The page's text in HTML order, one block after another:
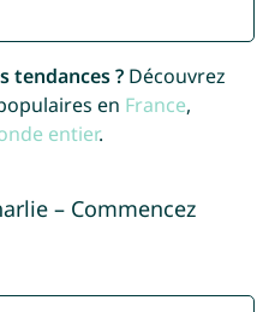
tendances ?Découvrez
en France,
entier.
– Commencez